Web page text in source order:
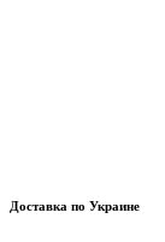
Доставка по Украине